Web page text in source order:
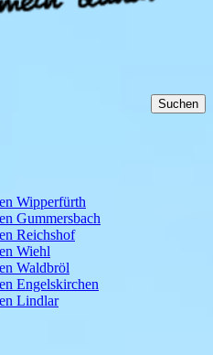
Wipperfürth
Gummersbach
Reichshof
Wiehl
Waldbröl
Engelskirchen
Lindlar